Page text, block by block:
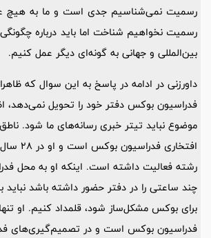
رسمیت نمی‌شناسیم جدی است و ما به هیچ
رسمیت نخواهیم شناخت اما باید درباره
بین‌المللی و جهانی به گونه‌ای دیگر عمل کنیم.
داورزنی در ادامه در پاسخ به این سوال که
فدراسیون بوکس دفتر خود را تحویل نمی‌دهد،
موضوع نباید تیتر خبری رسانه‌های ما شود.
افتخاری
رشته فعالیت داشته است. اینکه او به محل
چند ساعتی را در دفتر حضور داشته باشد نباید
برای بوکس مشکل‌ساز شود، قلمداد کنیم. او
فدراسیون بوکس است و در تصمیم‌گیری‌های